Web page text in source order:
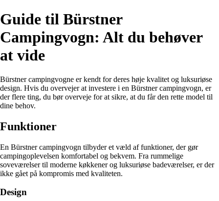
Guide til Bürstner
Campingvogn: Alt du behøver
at vide
Bürstner campingvogne er kendt for deres høje kvalitet og luksuriøse
design. Hvis du overvejer at investere i en Bürstner campingvogn, er
der flere ting, du bør overveje for at sikre, at du får den rette model til
dine behov.
Funktioner
En Bürstner campingvogn tilbyder et væld af funktioner, der gør
campingoplevelsen komfortabel og bekvem. Fra rummelige
soveværelser til moderne køkkener og luksuriøse badeværelser, er der
ikke gået på kompromis med kvaliteten.
Design